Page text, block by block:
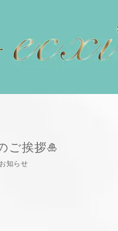
ご挨拶🎍
お知らせ